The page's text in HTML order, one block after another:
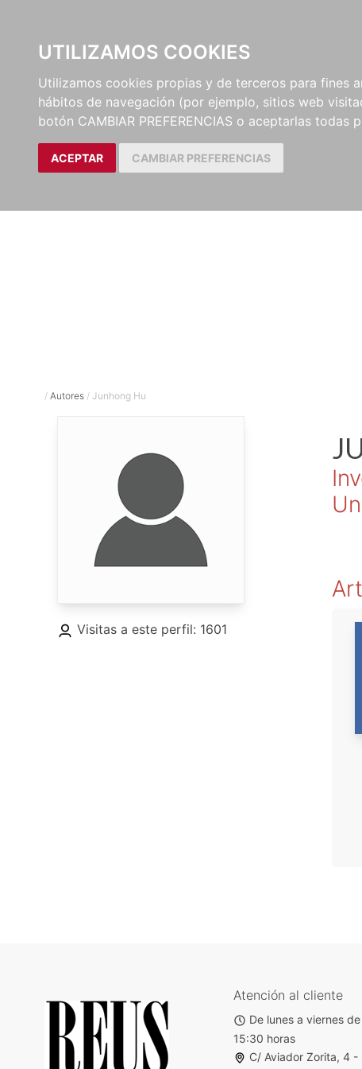
UTILIZAMOS COOKIES
Utilizamos cookies propias y de terceros para fines
hábitos de navegación (por ejemplo, sitios web
botón CAMBIAR PREFERENCIAS o aceptarlas todas
ACEPTAR CAMBIAR PREFERENCIAS
EDITORIAL
/ Autores / Junhong Hu
Visitas a este perfil: 1601
Atención al cliente
De lunes a viernes
15:30 horas
C/ Aviador Zorita, 4 -